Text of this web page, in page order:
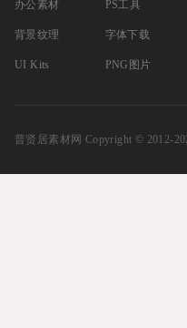
办公素材
背景纹理
UI Kits
PS工具
字体下载
PNG图片
普贤居素材网 Copyright © 2012-